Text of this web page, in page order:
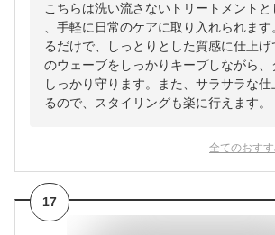
こちらは洗い流さないトリートメント
、手軽に日常のケアに取り入れられま
るだけで、しっとりとした質感に仕上
のウェーブをしっかりキープしながら、
しっかり守ります。また、サラサラな
るので、スタイリングも楽に行えます。
全てのおす
17